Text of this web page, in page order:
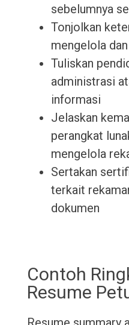
sebelumnya
Tonjolkan
mengelola
Tuliskan
administrasi
informasi
Jelaskan
perangkat
mengelola
Sertakan
terkait
dokumen
Contoh
Resume